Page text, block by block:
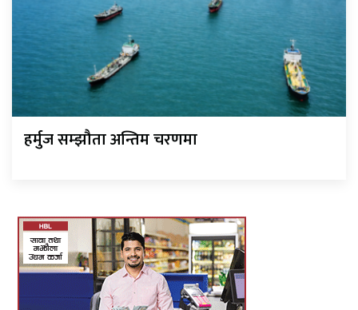
हर्मुज सम्झौता अन्तिम चरणमा